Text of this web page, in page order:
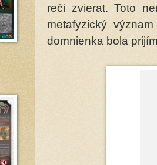
reči zvierat. Toto
metafyzický
domnienka bola